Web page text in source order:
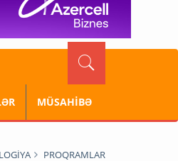
MÜSAHİBƏ
PROQRAMLAR